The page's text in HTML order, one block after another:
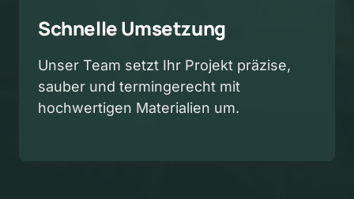
Schnelle Umsetzung
Unser Team setzt Ihr Projekt präzise,
sauber und termingerecht mit
hochwertigen Materialien um.